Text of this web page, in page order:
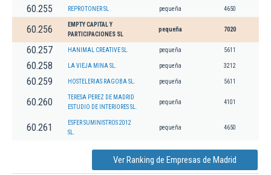
60.255 REPROTONER SL pequeña 4650
60.256
EMPTY CAPITAL Y
PARTICIPACIONES SL
pequeña 7020
60.257 HANIMAL CREATIVE SL. pequeña 5611
60.258 LA VIEJA MINA SL. pequeña 3212
60.259 HOSTELERIAS RAGOBA SL. pequeña 5611
60.260
TERESA PEREZ DE MADRID
ESTUDIO DE INTERIORES SL.
pequeña 4101
60.261
ESFER SUMINISTROS 2012
SL.
pequeña 4650
Ver Ranking de Empresas de Madrid